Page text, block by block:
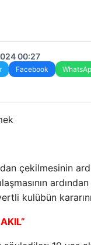
00:27
Facebook
çekilmesinin
kulübün